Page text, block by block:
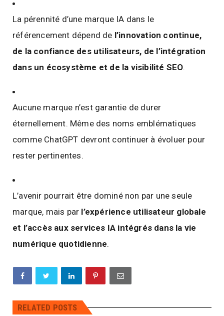
La pérennité d’une marque IA dans le
référencement dépend de l’innovation continue,
de la confiance des utilisateurs, de l’intégration
dans un écosystème et de la visibilité SEO.
Aucune marque n’est garantie de durer
éternellement. Même des noms emblématiques
comme ChatGPT devront continuer à évoluer pour
rester pertinentes.
L’avenir pourrait être dominé non par une seule
marque, mais par l’expérience utilisateur globale
et l’accès aux services IA intégrés dans la vie
numérique quotidienne.
RELATED POSTS